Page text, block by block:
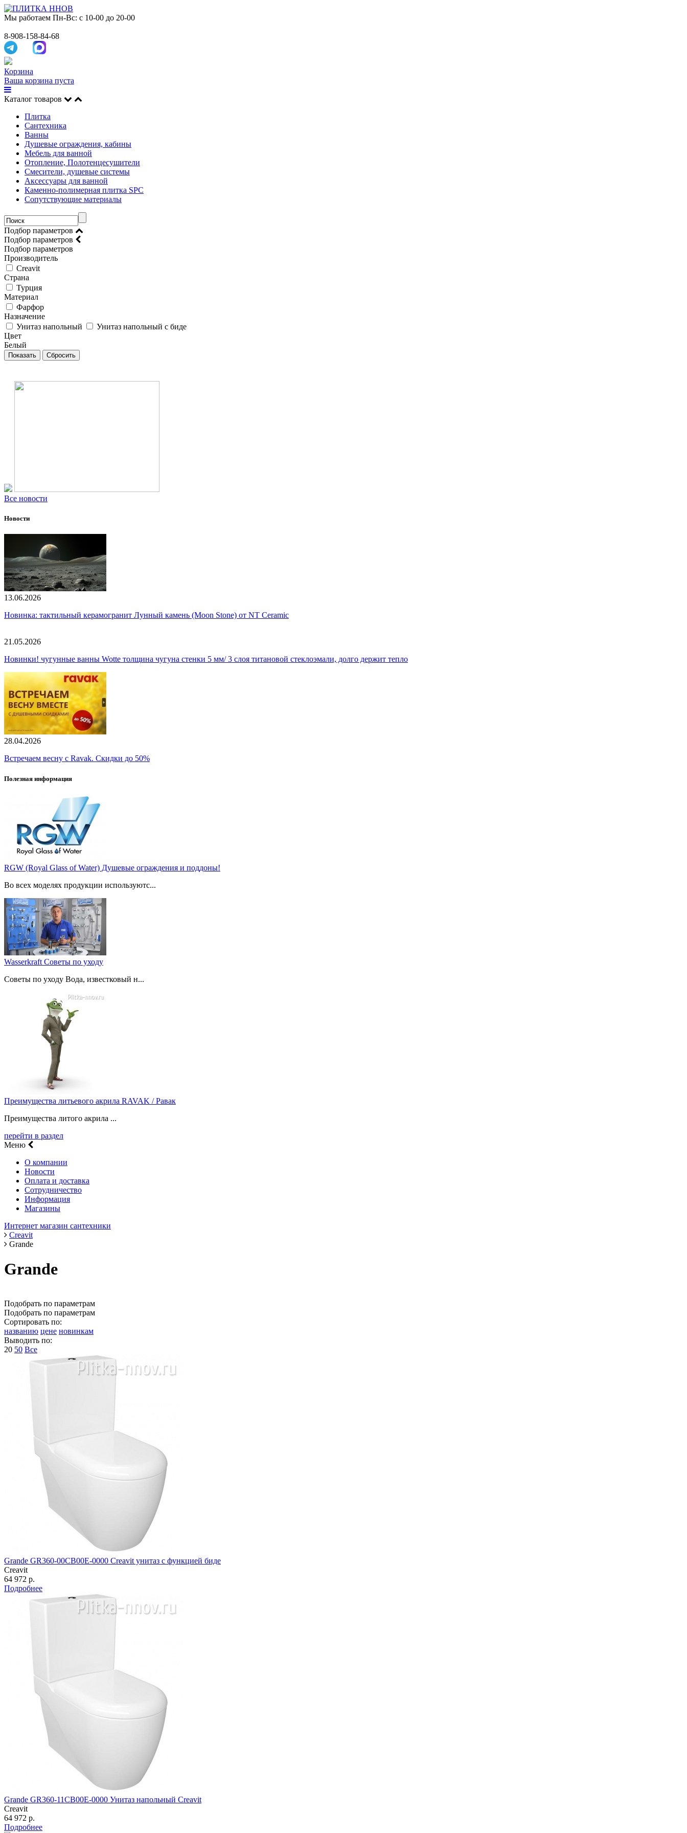
Мы работаем Пн-Вс: с 10-00 до 20-00
8-908-158-84-68
Корзина
Ваша корзина пуста
Каталог товаров
Плитка
Сантехника
Ванны
Душевые ограждения, кабины
Мебель для ванной
Отопление, Полотенцесушители
Смесители, душевые системы
Аксессуары для ванной
Каменно-полимерная плитка SPC
Сопутствующие материалы
Подбор параметров
Подбор параметров
Подбор параметров
Производитель
Creavit
Страна
Турция
Материал
Фарфор
Назначение
Унитаз напольный
Унитаз напольный с биде
Цвет
Белый
Все новости
Новости
13.06.2026
Новинка: тактильный керамогранит Лунный камень (Moon Stone) от NT Ceramic
21.05.2026
Новинки! чугунные ванны Wotte толщина чугуна стенки 5 мм/ 3 слоя титановой стеклоэмали, долго держит тепло
28.04.2026
Встречаем весну с Ravak. Скидки до 50%
Полезная информация
RGW (Royal Glass of Water) Душевые ограждения и поддоны!
Во всех моделях продукции используютс...
Wasserkraft Советы по уходу
Советы по уходу Вода, известковый н...
Преимущества литьевого акрила RAVAK / Равак
Преимущества литого акрила ...
перейти в раздел
Меню
О компании
Новости
Оплата и доставка
Сотрудничество
Информация
Магазины
Интернет магазин сантехники
Creavit
Grande
Grande
Подобрать по параметрам
Подобрать по параметрам
Сортировать по:
названию цене новинкам
Выводить по:
20 50 Все
Grande GR360-00CB00E-0000 Creavit унитаз с функцией биде
Creavit
64 972 р.
Подробнее
Grande GR360-11CB00E-0000 Унитаз напольный Creavit
Creavit
64 972 р.
Подробнее